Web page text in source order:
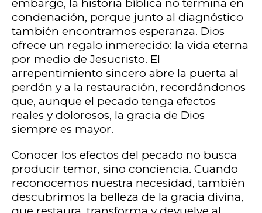
embargo, la historia bíblica no termina en
condenación, porque junto al diagnóstico
también encontramos esperanza. Dios
ofrece un regalo inmerecido: la vida eterna
por medio de Jesucristo. El
arrepentimiento sincero abre la puerta al
perdón y a la restauración, recordándonos
que, aunque el pecado tenga efectos
reales y dolorosos, la gracia de Dios
siempre es mayor.
Conocer los efectos del pecado no busca
producir temor, sino conciencia. Cuando
reconocemos nuestra necesidad, también
descubrimos la belleza de la gracia divina,